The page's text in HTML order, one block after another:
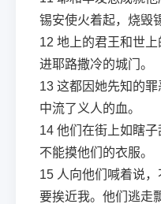
锡安使火着起，烧毁
12 地上的君王和世
进耶路撒冷的城门。
13 这都因她先知的
中流了义人的血。
14 他们在街上如瞎
不能摸他们的衣服。
15 人向他们喊着说
要挨近我。他们逃走